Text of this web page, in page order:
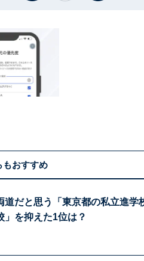
もおすすめ
道だと思う「東京都の私立進学
」を抑えた1位は？